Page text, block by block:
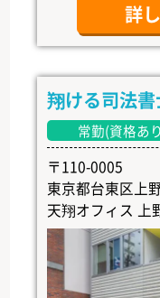
詳
翔ける司法
常勤(資格あ
〒110-0005
東京都台東区上
天翔オフィス 上